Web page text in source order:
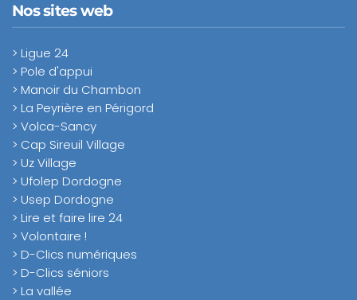
Nos sites web
> Ligue 24
> Pole d'appui
> Manoir du Chambon
> La Peyrière en Périgord
> Volca-Sancy
> Cap Sireuil Village
> Uz Village
> Ufolep Dordogne
> Usep Dordogne
> Lire et faire lire 24
> Volontaire !
> D-Clics numériques
> D-Clics séniors
> La vallée